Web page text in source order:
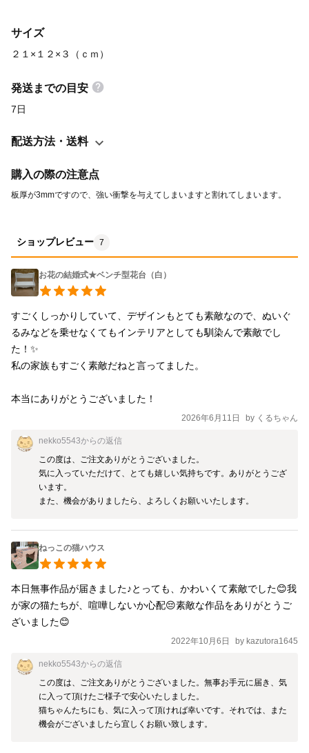
サイズ
２１×１２×３（ｃｍ）
発送までの目安
7日
配送方法・送料
購入の際の注意点
板厚が3mmですので、強い衝撃を与えてしまいますと割れてしまいます。
ショップレビュー 7
お花の結婚式★ベンチ型花台（白）
すごくしっかりしていて、デザインもとても素敵なので、ぬいぐ
るみなどを乗せなくてもインテリアとしても馴染んで素敵でし
た！✨
私の家族もすごく素敵だねと言ってました。
本当にありがとうございました！
2026年6月11日 by くるちゃん
nekko5543からの返信
この度は、ご注文ありがとうございました。
気に入っていただけて、とても嬉しい気持ちです。ありがとうござ
います。
また、機会がありましたら、よろしくお願いいたします。
ねっこの猫ハウス
本日無事作品が届きました♪とっても、かわいくて素敵でした😊我
が家の猫たちが、喧嘩しないか心配😔素敵な作品をありがとうご
ざいました😊
2022年10月6日 by kazutora1645
nekko5543からの返信
この度は、ご注文ありがとうございました。無事お手元に届き、気
に入って頂けたご様子で安心いたしました。
猫ちゃんたちにも、気に入って頂ければ幸いです。それでは、また
機会がございましたら宜しくお願い致します。